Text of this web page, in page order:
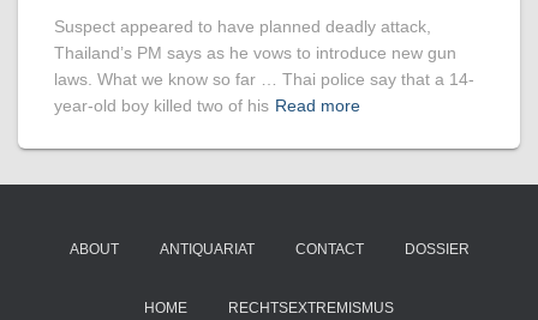
Suspect appeared to have planned deadly attack,
Thailand’s PM says as he vows to introduce new gun
laws. What we know so far … Thai police say that a 14-
year-old boy killed two of his Read more
ABOUT ANTIQUARIAT CONTACT DOSSIER
HOME RECHTSEXTREMISMUS